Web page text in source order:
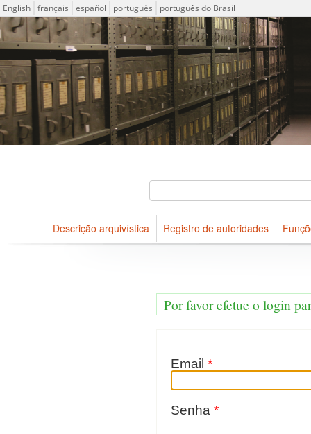
Idioma
English français español português português do Brasil
Descrições arquivísticas do acervo do Arquivo Público do
Projeto ICA-AtoM
Descrição arquivística Registro de autoridades
Por favor efetue o login
Email *
Senha *